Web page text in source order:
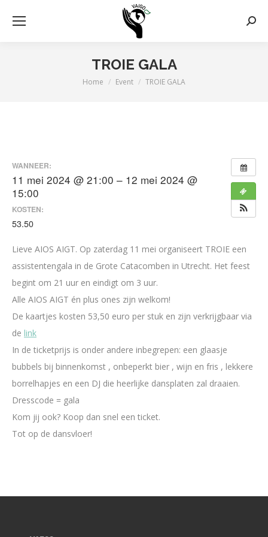
TROIE GALA
Je bent hier:
Home Event TROIE GALA
WANNEER:
11 mei 2024 @ 21:00 – 12 mei 2024 @
15:00
KOSTEN:
53.50
Lieve AIOS AIGT. Op zaterdag 11 mei organiseert TROIE een
assistentengala in de Grote Catacomben in Utrecht. Het feest
begint om 21 uur en eindigt om 3 uur.
Alle AIOS AIGT én plus ones zijn welkom!
De kaartjes kosten 53,50 euro per stuk en zijn verkrijgbaar via
de link
In de ticketprijs is onder andere inbegrepen: een glaasje
bubbels bij binnenkomst , onbeperkt bier , wijn en fris , lekkere
borrelhapjes en een DJ die heerlijke dansplaten zal draaien.
Dresscode = gala
Kom jij ook? Koop dan snel een ticket.
Tot op de dansvloer!